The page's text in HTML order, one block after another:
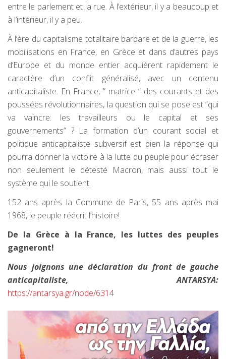
entre le parlement et la rue. À l’extérieur, il y a beaucoup et
à l’intérieur, il y a peu.
À l’ère du capitalisme totalitaire barbare et de la guerre, les
mobilisations en France, en Grèce et dans d’autres pays
d’Europe et du monde entier acquièrent rapidement le
caractère d’un conflit généralisé, avec un contenu
anticapitaliste. En France, ” matrice ” des courants et des
poussées révolutionnaires, la question qui se pose est “qui
va vaincre: les travailleurs ou le capital et ses
gouvernements” ? La formation d’un courant social et
politique anticapitaliste subversif est bien la réponse qui
pourra donner la victoire à la lutte du peuple pour écraser
non seulement le détesté Macron, mais aussi tout le
système qui le soutient.
152 ans après la Commune de Paris, 55 ans après mai
1968, le peuple réécrit l’histoire!
De la Grèce à la France, les luttes des peuples
gagneront!
Nous joignons une déclaration du front de gauche
anticapitaliste, ANTARSYA:
https://antarsya.gr/node/6314